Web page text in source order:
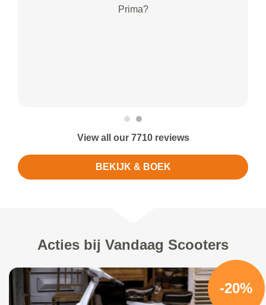
Prima?
View all our 7710 reviews
BEKIJK & BOEK
Acties bij Vandaag Scooters
-20%